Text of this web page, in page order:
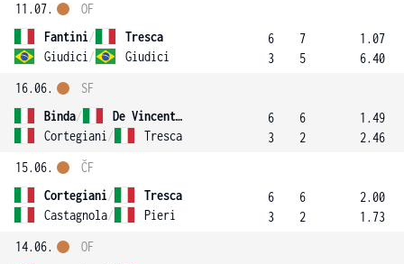
11.07.
Fantini/
Tresca
Giudici / Giudici
OF
6
3
7
5
1.07
6.40
16.06.
Binda/
De Vincentis
Cortegiani / Tresca
SF
6
3
6
2
1.49
2.46
15.06.
Cortegiani/
Tresca
Castagnola/ Pieri
ČF
6
3
6
2
2.00
1.73
14.06.
OF